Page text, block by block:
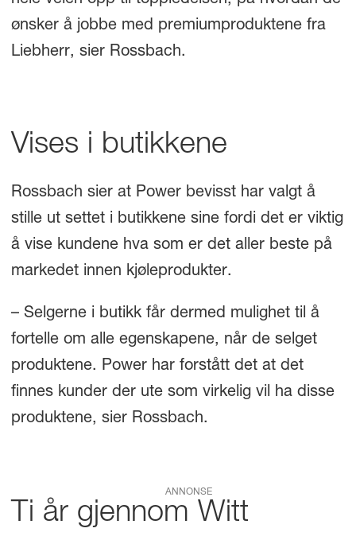
ønsker å jobbe med premiumproduktene fra
Liebherr, sier Rossbach.
Vises i butikkene
Rossbach sier at Power bevisst har valgt å
stille ut settet i butikkene sine fordi det er viktig
å vise kundene hva som er det aller beste på
markedet innen kjøleprodukter.
– Selgerne i butikk får dermed mulighet til å
fortelle om alle egenskapene, når de selget
produktene. Power har forstått det at det
finnes kunder der ute som virkelig vil ha disse
produktene, sier Rossbach.
ANNONSE
Ti år gjennom Witt